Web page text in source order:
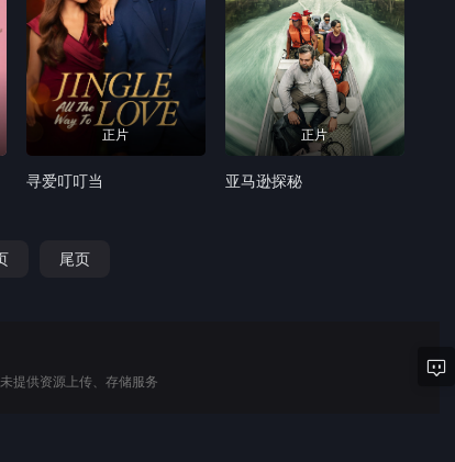
正片
寻爱叮叮当
正片
亚马逊探秘
尾页
提供资源上传、存储服务